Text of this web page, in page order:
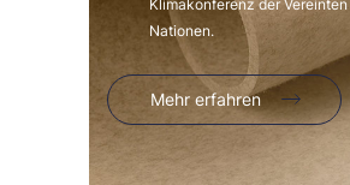
Klimakonferenz der Vereinten
Nationen.
Mehr erfahren